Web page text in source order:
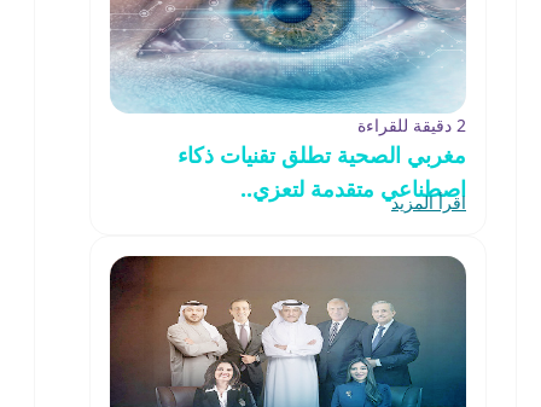
2 دقيقة للقراءة
مغربي الصحية تطلق تقنيات ذكاء
اصطناعي متقدمة لتعزي..
اقرأ المزيد